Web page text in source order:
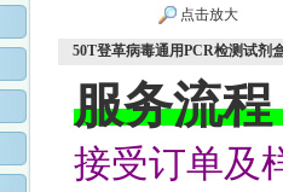
点击放大
50T登革病毒通用PCR检测试剂
服务流程
接受订单